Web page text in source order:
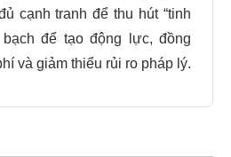
cạnh tranh để thu hút “tinh
để tạo động lực, đồng
và giảm thiểu rủi ro pháp lý.